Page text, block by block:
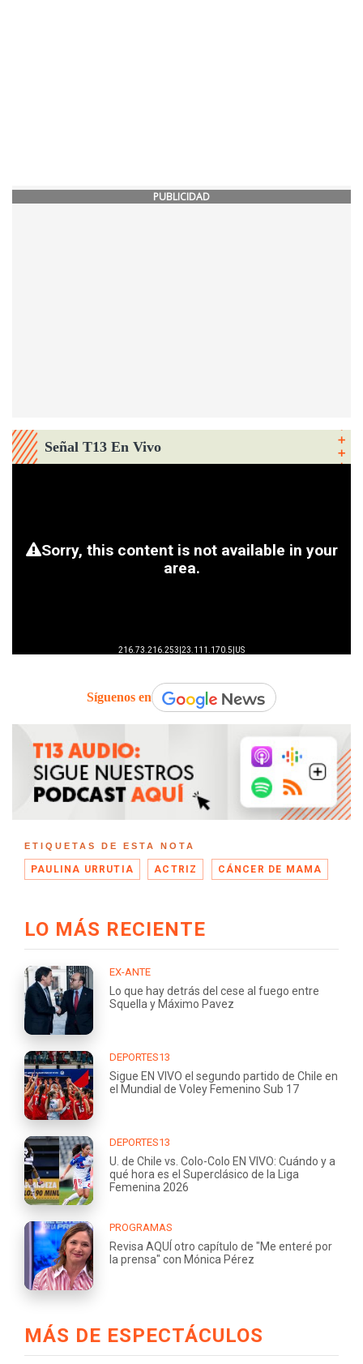
PUBLICIDAD
Señal T13 En Vivo
Síguenos en
ETIQUETAS DE ESTA NOTA
PAULINA URRUTIA ACTRIZ CÁNCER DE MAMA
LO MÁS RECIENTE
EX-ANTE
Lo que hay detrás del cese al fuego entre
Squella y Máximo Pavez
DEPORTES13
Sigue EN VIVO el segundo partido de Chile en
el Mundial de Voley Femenino Sub 17
DEPORTES13
U. de Chile vs. Colo-Colo EN VIVO: Cuándo y a
qué hora es el Superclásico de la Liga
Femenina 2026
PROGRAMAS
Revisa AQUÍ otro capítulo de "Me enteré por
la prensa" con Mónica Pérez
MÁS DE ESPECTÁCULOS